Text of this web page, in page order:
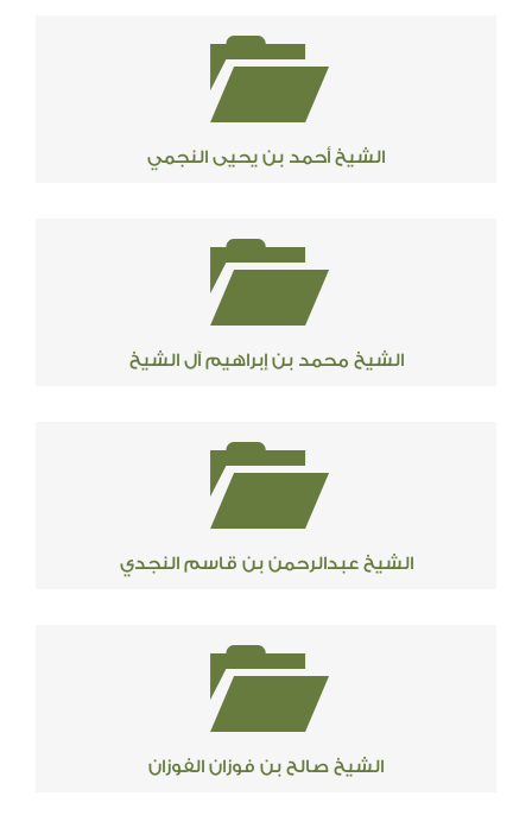
الشيخ أحمد بن يحيى النجمي
الشيخ محمد بن إبراهيم آل الشيخ
الشيخ عبدالرحمن بن قاسم النجدي
الشيخ صالح بن فوزان الفوزان